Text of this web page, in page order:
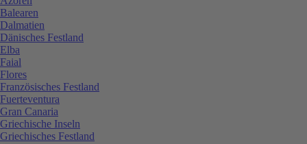
Balearen
Dalmatien
Dänisches Festland
Elba
Faial
Flores
Französisches Festland
Fuerteventura
Gran Canaria
Griechische Inseln
Griechisches Festland